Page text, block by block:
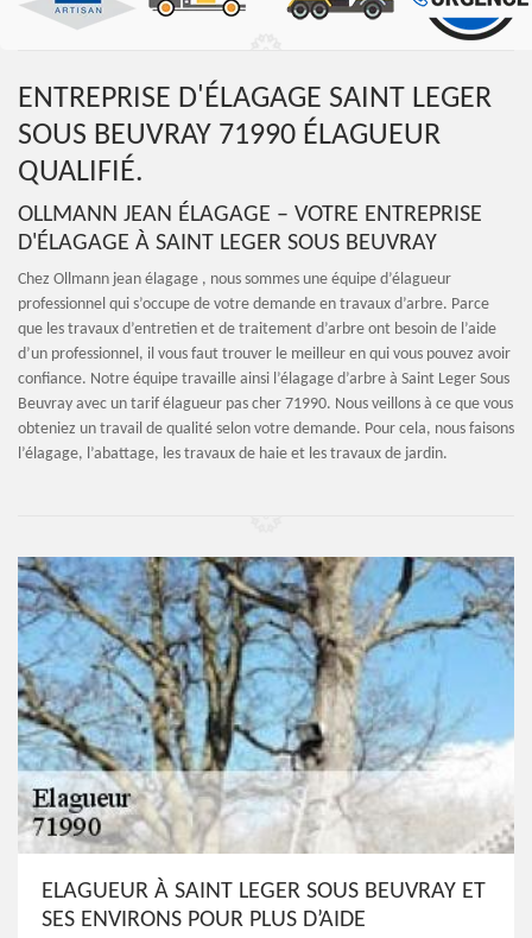
ENTREPRISE D'ÉLAGAGE SAINT LEGER
SOUS BEUVRAY 71990 ÉLAGUEUR
QUALIFIÉ.
OLLMANN JEAN ÉLAGAGE – VOTRE ENTREPRISE
D'ÉLAGAGE À SAINT LEGER SOUS BEUVRAY
Chez Ollmann jean élagage , nous sommes une équipe d’élagueur
professionnel qui s’occupe de votre demande en travaux d’arbre. Parce
que les travaux d’entretien et de traitement d’arbre ont besoin de l’aide
d’un professionnel, il vous faut trouver le meilleur en qui vous pouvez avoir
confiance. Notre équipe travaille ainsi l’élagage d’arbre à Saint Leger Sous
Beuvray avec un tarif élagueur pas cher 71990. Nous veillons à ce que vous
obteniez un travail de qualité selon votre demande. Pour cela, nous faisons
l’élagage, l’abattage, les travaux de haie et les travaux de jardin.
ELAGUEUR À SAINT LEGER SOUS BEUVRAY ET
SES ENVIRONS POUR PLUS D’AIDE